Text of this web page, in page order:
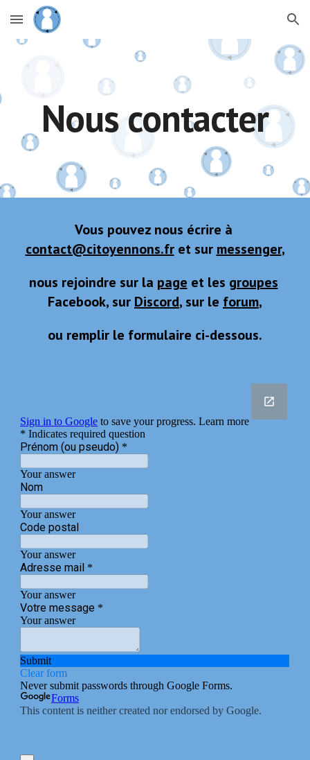
Skip to main content Skip to navigation
Nous contacter
contact@citoyennons.fr et sur messenger,
nous rejoindre sur la page et les groupes
Facebook, sur Discord, sur le forum,
ou remplir le formulaire ci-dessous.